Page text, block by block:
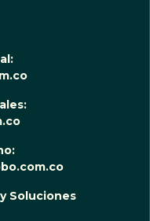
Soluciones